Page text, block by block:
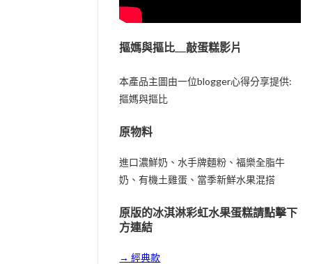
摳媽與摳比__敲蛋糕影片
本產品主圖由一位blogger心得分享提供:
摳媽與摳比
原物料
進口濃鮮奶、水手牌麵粉、福樂全脂牛
奶、有機土雞蛋、當季新鮮水果混搭
原版的冰淇淋彩虹水果蛋糕請點擊下
方連結
→ 經典款